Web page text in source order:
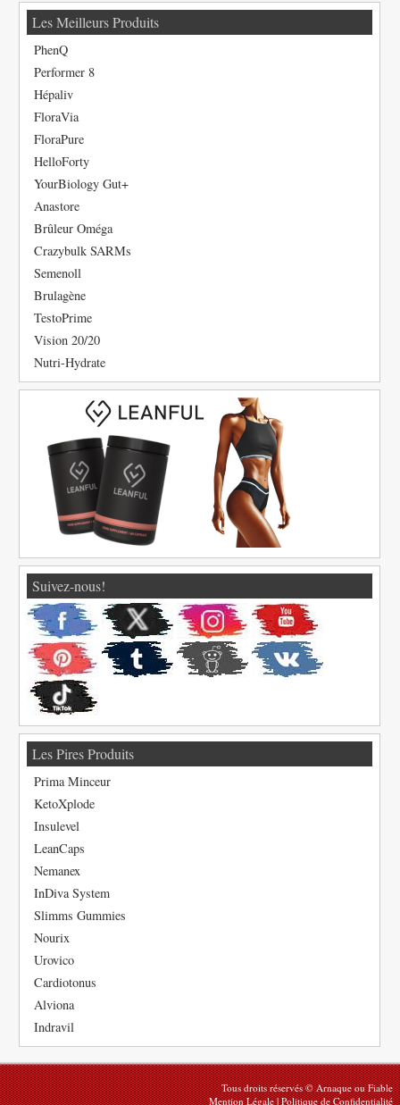
Les Meilleurs Produits
PhenQ
Performer 8
Hépaliv
FloraVia
FloraPure
HelloForty
YourBiology Gut+
Anastore
Brûleur Oméga
Crazybulk SARMs
Semenoll
Brulagène
TestoPrime
Vision 20/20
Nutri-Hydrate
Suivez-nous!
Les Pires Produits
Prima Minceur
KetoXplode
Insulevel
LeanCaps
Nemanex
InDiva System
Slimms Gummies
Nourix
Urovico
Cardiotonus
Alviona
Indravil
Tous droits réservés © Arnaque ou Fiable
Mention Légale|Politique de Confidentialité